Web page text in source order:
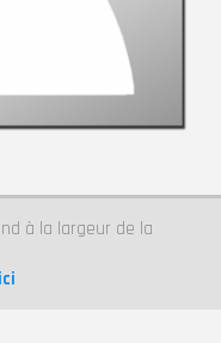
à la largeur de la